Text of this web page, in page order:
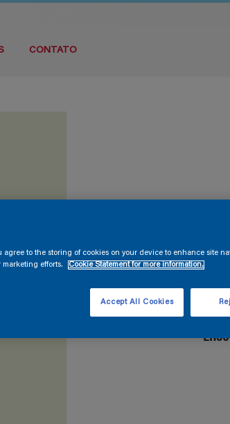
CONTATO
agree to the storing of cookies on your device to enhance site
marketing efforts.
Cookie Statement for more information.
Accept All Cookies